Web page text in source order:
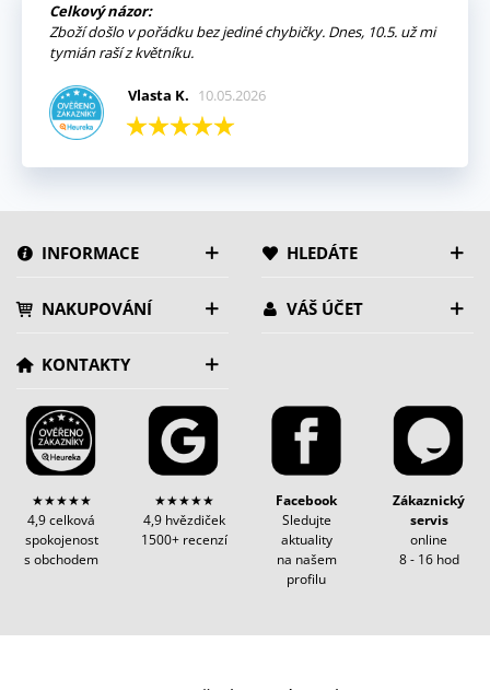
Celkový názor:
Zboží došlo v pořádku bez jediné chybičky. Dnes, 10.5. už mi
tymián raší z květníku.
Vlasta K. 10.05.2026
INFORMACE HLEDÁTE
NAKUPOVÁNÍ VÁŠ ÚČET
KONTAKTY
★★★★★
4,9 celková
spokojenost
s obchodem
★★★★★
4,9 hvězdiček
1500+ recenzí
Facebook
Sledujte
aktuality
na našem
profilu
Zákaznický
servis
online
8 - 16 hod